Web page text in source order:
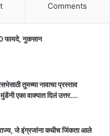
Comments
फायदे, नुकसान
तुमच्या नावाचा प्रस्ताव
एका वाक्यात दिलं उत्तर….
जे इंग्रजांना कधीच जिंकता आले